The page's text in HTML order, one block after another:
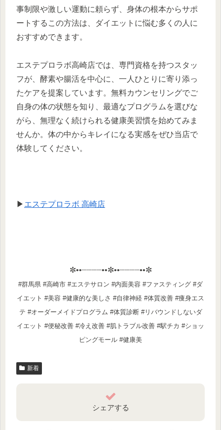
事制限や激しい運動に頼らず、身体の根本からサポ
ートするこの方法は、ダイエットに悩む多くの人に
おすすめできます。
エステプロラボ高崎店では、専門資格を持つスタッ
フが、酵素や腸活を中心に、一人ひとりに寄り添っ
たケアを提案しています。無料カウンセリングでご
自身の体の状態を知り、最適なプログラムを選びな
がら、無理なく続けられる健康美習慣を始めてみま
せんか。体の中からキレイになる実感をぜひ当店で
体験してください。
▶ エステプロラボ 高崎店
✼••┈┈┈┈••✼••┈┈┈┈••✼
#群馬県 #高崎市 #エステサロン #内面美容 #ファスティング #ダ
イエット #美容 #健康的な美しさ #自律神経 #体質改善 #痩身エス
テ #オーダーメイドプログラム #体質診断 #リバウンドしないダ
イエット #便秘改善 #冷え改善 #肌トラブル改善 #駅チカ #ショッ
ピングモール #健康美
新着
シェアする